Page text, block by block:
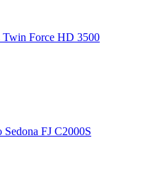
Force HD 3500
FJ C2000S